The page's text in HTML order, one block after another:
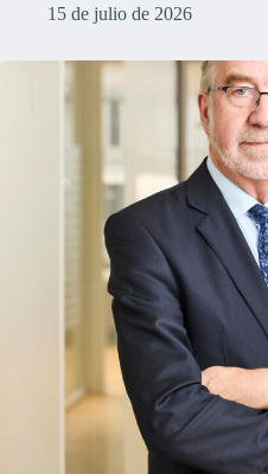
15 de julio de 2026